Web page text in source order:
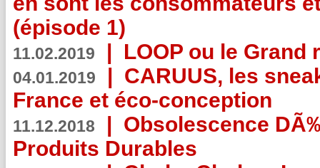
(épisode 1)
11.02.2019 | LOOP ou le Grand
04.01.2019 | CARUUS, les
France et éco-conception
11.12.2018 | Obsolescence
Produits Durables